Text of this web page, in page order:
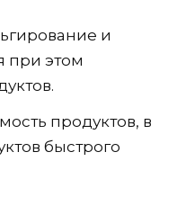
и
при этом
продуктов, в
быстрого